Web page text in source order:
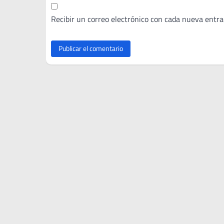
Recibir un correo electrónico con cada nueva